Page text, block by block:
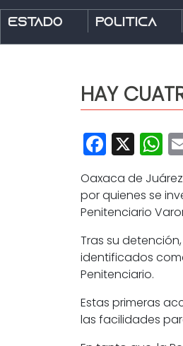
Estado Política
HAY
X
Oaxaca de
por quienes se
Penitenciario
Tras su
identificados
Penitenciario.
Estas primeras
las facilidades